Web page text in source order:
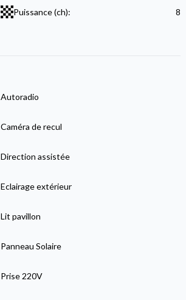
Puissance (ch): 8
Autoradio
Caméra de recul
Direction assistée
Eclairage extérieur
Lit pavillon
Panneau Solaire
Prise 220V